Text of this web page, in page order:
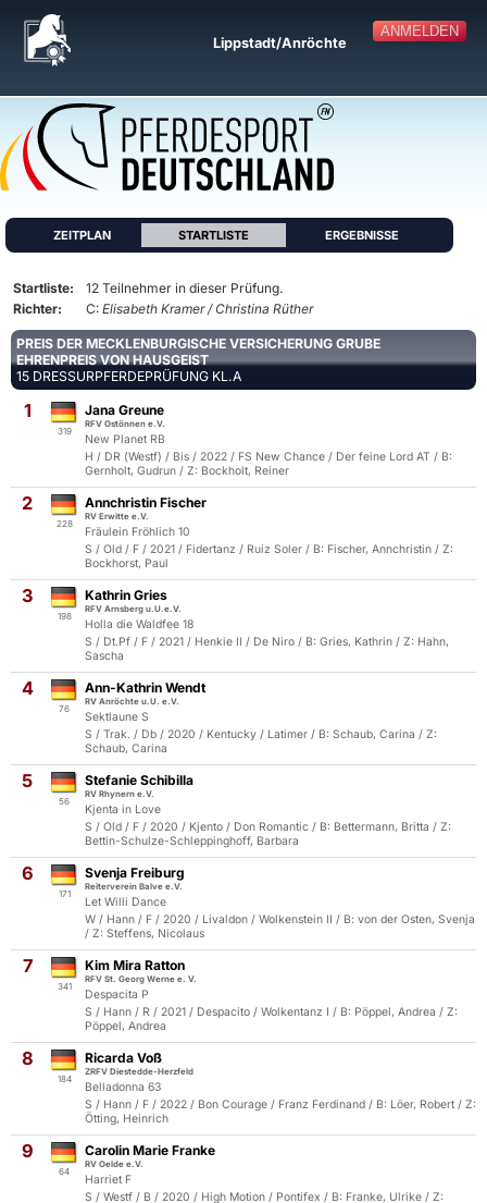
ANMELDEN
Lippstadt/Anröchte
ZEITPLAN STARTLISTE ERGEBNISSE
Startliste:
12 Teilnehmer in dieser Prüfung.
Richter:
C: Elisabeth Kramer / Christina Rüther
PREIS DER MECKLENBURGISCHE VERSICHERUNG GRUBE
EHRENPREIS VON HAUSGEIST
15 DRESSURPFERDEPRÜFUNG KL.A
1
319
Jana Greune
RFV Ostönnen e.V.
New Planet RB
H / DR (Westf) / Bis / 2022 / FS New Chance / Der feine Lord AT / B:
Gernholt, Gudrun / Z: Bockholt, Reiner
2
228
Annchristin Fischer
RV Erwitte e.V.
Fräulein Fröhlich 10
S / Old / F / 2021 / Fidertanz / Ruiz Soler / B: Fischer, Annchristin / Z:
Bockhorst, Paul
3
198
Kathrin Gries
RFV Arnsberg u.U.e.V.
Holla die Waldfee 18
S / Dt.Pf / F / 2021 / Henkie II / De Niro / B: Gries, Kathrin / Z: Hahn,
Sascha
4
76
Ann-Kathrin Wendt
RV Anröchte u.U. e.V.
Sektlaune S
S / Trak. / Db / 2020 / Kentucky / Latimer / B: Schaub, Carina / Z:
Schaub, Carina
5
56
Stefanie Schibilla
RV Rhynern e.V.
Kjenta in Love
S / Old / F / 2020 / Kjento / Don Romantic / B: Bettermann, Britta / Z:
Bettin-Schulze-Schleppinghoff, Barbara
6
171
Svenja Freiburg
Reiterverein Balve e.V.
Let Willi Dance
W / Hann / F / 2020 / Livaldon / Wolkenstein II / B: von der Osten, Svenja
/ Z: Steffens, Nicolaus
7
341
Kim Mira Ratton
RFV St. Georg Werne e. V.
Despacita P
S / Hann / R / 2021 / Despacito / Wolkentanz I / B: Pöppel, Andrea / Z:
Pöppel, Andrea
8
184
Ricarda Voß
ZRFV Diestedde-Herzfeld
Belladonna 63
S / Hann / F / 2022 / Bon Courage / Franz Ferdinand / B: Löer, Robert / Z:
Ötting, Heinrich
9
64
Carolin Marie Franke
RV Oelde e.V.
Harriet F
S / Westf / B / 2020 / High Motion / Pontifex / B: Franke, Ulrike / Z: